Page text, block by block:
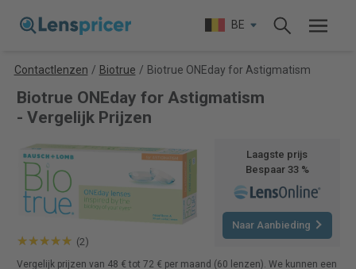
BE
Contactlenzen / Biotrue / Biotrue ONEday for Astigmatism
Biotrue ONEday for Astigmatism
- Vergelijk Prijzen
(2)
Laagste prijs
Bespaar 33 %
Naar Aanbieding
Vergelijk prijzen van 48 € tot 72 € per maand (60 lenzen). We kunnen een